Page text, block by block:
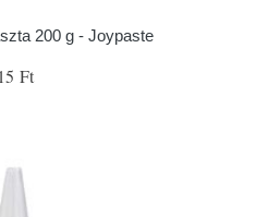
200 g - Joypaste
Ft